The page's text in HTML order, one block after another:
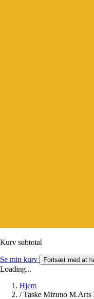
Kurv subtotal
Se min kurv Fortsæt med at
Loading...
Hjem
/ Taske Mizuno M.Arts